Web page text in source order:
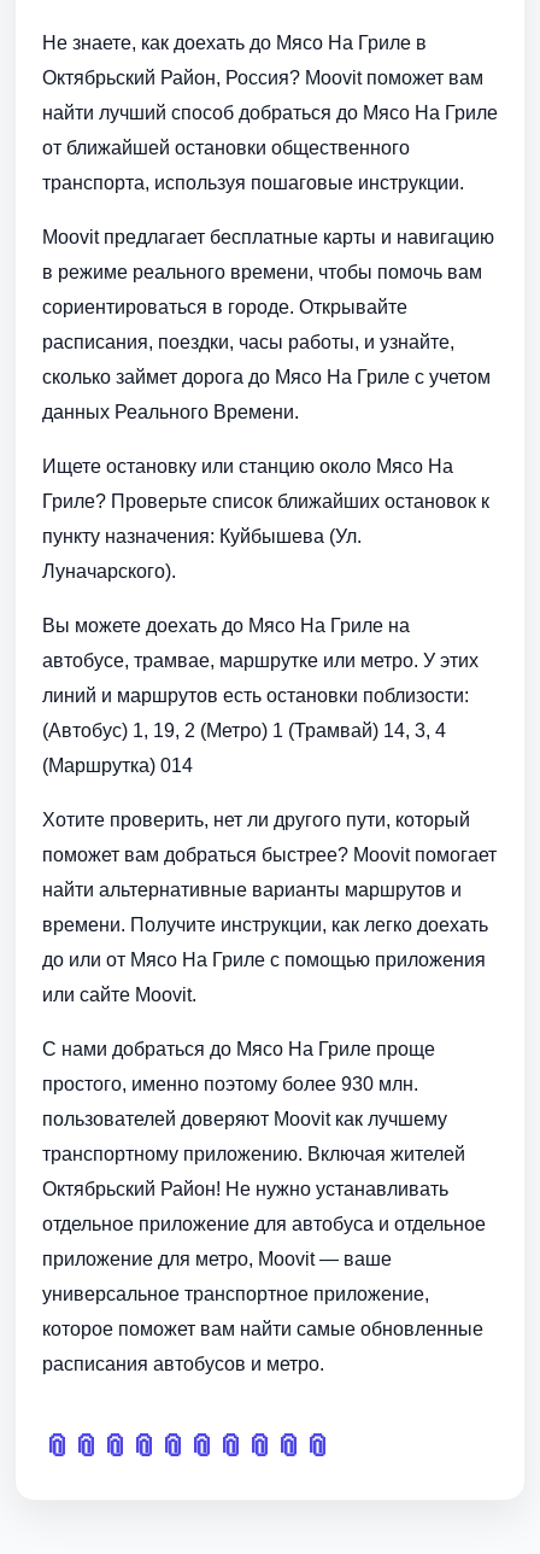
Не знаете, как доехать до Мясо На Гриле в
Октябрьский Район, Россия? Moovit поможет вам
найти лучший способ добраться до Мясо На Гриле
от ближайшей остановки общественного
транспорта, используя пошаговые инструкции.
Moovit предлагает бесплатные карты и навигацию
в режиме реального времени, чтобы помочь вам
сориентироваться в городе. Открывайте
расписания, поездки, часы работы, и узнайте,
сколько займет дорога до Мясо На Гриле с учетом
данных Реального Времени.
Ищете остановку или станцию около Мясо На
Гриле? Проверьте список ближайших остановок к
пункту назначения: Куйбышева (Ул.
Луначарского).
Вы можете доехать до Мясо На Гриле на
автобусе, трамвае, маршрутке или метро. У этих
линий и маршрутов есть остановки поблизости:
(Автобус) 1, 19, 2 (Метро) 1 (Трамвай) 14, 3, 4
(Маршрутка) 014
Хотите проверить, нет ли другого пути, который
поможет вам добраться быстрее? Moovit помогает
найти альтернативные варианты маршрутов и
времени. Получите инструкции, как легко доехать
до или от Мясо На Гриле с помощью приложения
или сайте Moovit.
С нами добраться до Мясо На Гриле проще
простого, именно поэтому более 930 млн.
пользователей доверяют Moovit как лучшему
транспортному приложению. Включая жителей
Октябрьский Район! Не нужно устанавливать
отдельное приложение для автобуса и отдельное
приложение для метро, Moovit — ваше
универсальное транспортное приложение,
которое поможет вам найти самые обновленные
расписания автобусов и метро.
📎 📎 📎 📎 📎 📎 📎 📎 📎 📎